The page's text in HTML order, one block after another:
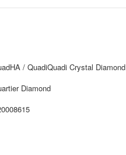
/ QuadiQuadi Crystal Diamond
Diamond